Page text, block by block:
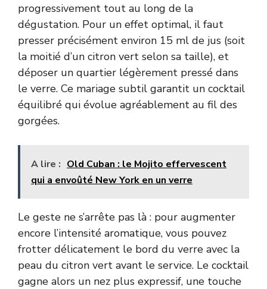
progressivement tout au long de la
dégustation. Pour un effet optimal, il faut
presser précisément environ 15 ml de jus (soit
la moitié d’un citron vert selon sa taille), et
déposer un quartier légèrement pressé dans
le verre. Ce mariage subtil garantit un cocktail
équilibré qui évolue agréablement au fil des
gorgées.
A lire : Old Cuban : le Mojito effervescent
qui a envoûté New York en un verre
Le geste ne s’arrête pas là : pour augmenter
encore l’intensité aromatique, vous pouvez
frotter délicatement le bord du verre avec la
peau du citron vert avant le service. Le cocktail
gagne alors un nez plus expressif, une touche